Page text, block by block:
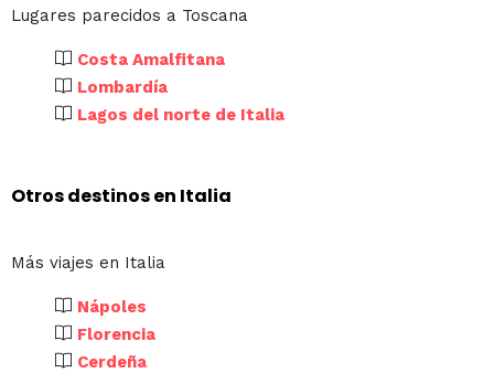
Lugares parecidos a Toscana
Costa Amalfitana
Lombardía
Lagos del norte de Italia
Otros destinos en Italia
Más viajes en Italia
Nápoles
Florencia
Cerdeña